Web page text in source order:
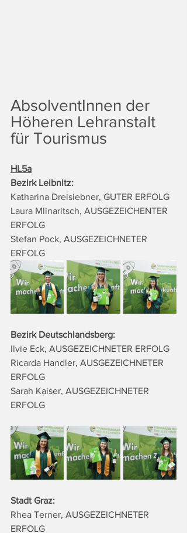
AbsolventInnen der
Höheren Lehranstalt
für Tourismus
HL5a
Bezirk Leibnitz:
Katharina Dreisiebner, GUTER ERFOLG
Laura Mlinaritsch, AUSGEZEICHENTER
ERFOLG
Stefan Pock, AUSGEZEICHNETER
ERFOLG
Bezirk Deutschlandsberg:
Ilvie Eck, AUSGEZEICHNETER ERFOLG
Ricarda Handler, AUSGEZEICHNETER
ERFOLG
Sarah Kaiser, AUSGEZEICHNETER
ERFOLG
Stadt Graz:
Rhea Terner, AUSGEZEICHNETER
ERFOLG